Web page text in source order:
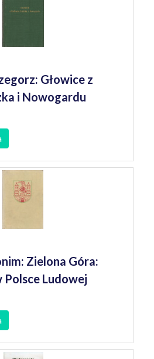
Głowice z
i Nowogardu
Zielona Góra:
Ludowej